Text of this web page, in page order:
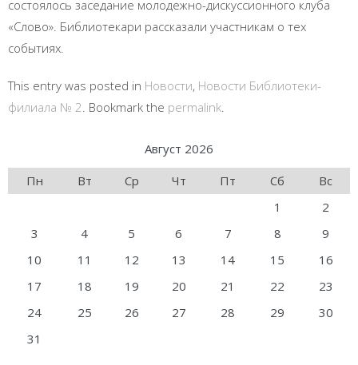
состоялось заседание молодежно-дискуссионного клуба
«Слово». Библиотекари рассказали участникам о тех
событиях.
This entry was posted in Новости, Новости Библиотеки-
филиала № 2 . Bookmark the permalink
Август 2026
Пн
Вт Ср Чт Пт Сб
Вс
1
2
3
4 5 6 7 8
9
10
11 12 13 14 15
16
17
18 19 20 21 22
23
24
25 26 27 28 29
30
31